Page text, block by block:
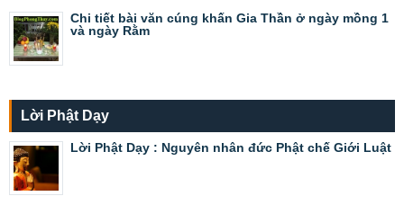
Chi tiết bài văn cúng khấn Gia Thần ở ngày mồng 1
và ngày Rằm
Lời Phật Dạy
Lời Phật Dạy : Nguyên nhân đức Phật chế Giới Luật